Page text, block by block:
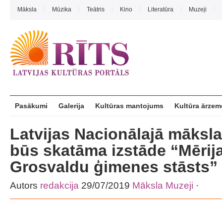
Māksla Mūzika Teātris Kino Literatūra Muzeji
Pasākumi Galerija Kultūras mantojums Kultūra
Latvijas Nacionālajā
būs skatāma izstāde
Grosvaldu ģimenes stāsts”
Autors redakcija 29/07/2019 Māksla Muzeji ·